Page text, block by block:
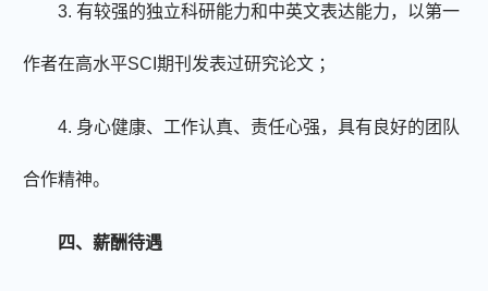
3. 有较强的独立科研能力和中英文表达能力，以第一
作者在高水平SCI期刊发表过研究论文 ；
4. 身心健康、工作认真、责任心强，具有良好的团队
合作精神。
四、薪酬待遇